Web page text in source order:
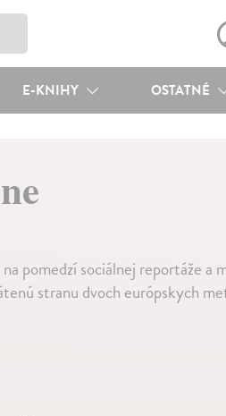
E-KNIHY OSTATNÉ
pomedzí sociálnej reportáže a
stranu dvoch európskych